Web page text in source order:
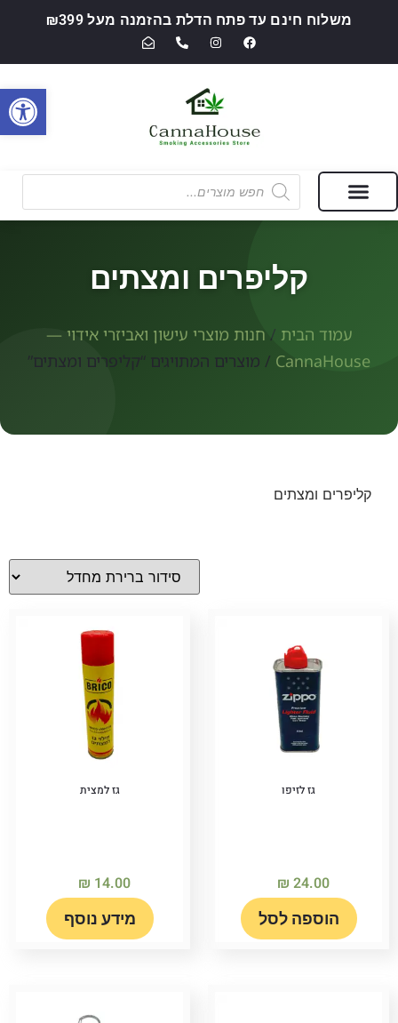
משלוח חינם עד פתח הדלת בהזמנה מעל ₪399
קליפרים ומצתים
עמוד הבית / חנות מוצרי עישון ואביזרי אידוי —
CannaHouse / מוצרים המתויגים “קליפרים ומצתים”
קטגוריות
קליפרים ומצתים
גז לזיפו
₪ 24.00
הוספה לסל
גז למצית
₪ 14.00
מידע נוסף
פתח